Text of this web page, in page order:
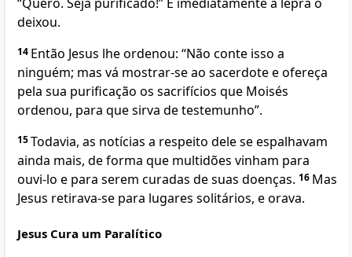
deixou.
14 Então Jesus lhe ordenou: “Não conte isso a
ninguém; mas vá mostrar-se ao sacerdote e ofereça
pela sua purificação os sacrifícios que Moisés
ordenou, para que sirva de testemunho”.
15Todavia, as notícias a respeito dele se espalhavam
ainda mais, de forma que multidões vinham para
ouvi-lo e para serem curadas de suas doenças. 16 Mas
Jesus retirava-se para lugares solitários, e orava.
Jesus Cura um Paralítico